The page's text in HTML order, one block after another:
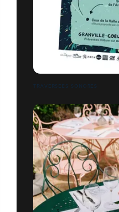
TRAVERSÉES SONORES